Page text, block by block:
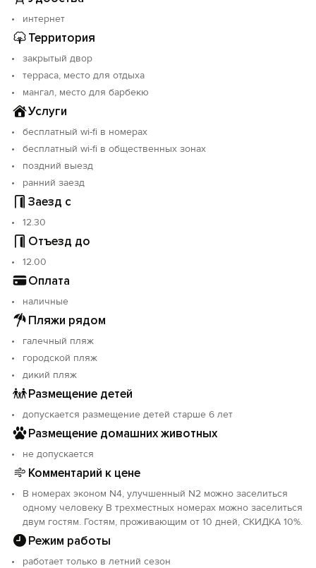
Хозяева гарантируют гостеприимство и
порядочность.
интернет
Территория
закрытый двор
терраса, место для отдыха
мангал, место для барбекю
Услуги
бесплатный wi-fi в номерах
бесплатный wi-fi в общественных зонах
поздний выезд
ранний заезд
Заезд с
12.30
Отъезд до
12.00
Оплата
наличные
Пляжи рядом
галечный пляж
городской пляж
дикий пляж
Размещение детей
допускается размещение детей старше 6 лет
Размещение домашних животных
не допускается
Комментарий к цене
В номерах эконом N4, улучшенный N2 можно заселиться
одному человеку В трехместных номерах можно заселиться
двум гостям. Гостям, проживающим от 10 дней, СКИДКА 10%.
Режим работы
работает только в летний сезон